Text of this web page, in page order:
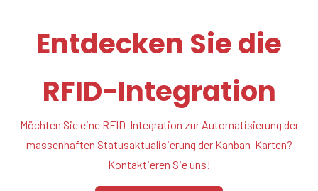
Entdecken Sie die
RFID-Integration
Möchten Sie eine RFID-Integration zur Automatisierung der
massenhaften Statusaktualisierung der Kanban-Karten?
Kontaktieren Sie uns!